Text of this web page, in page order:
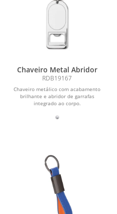
Chaveiro Metal Abridor
RDB19167
Chaveiro metálico com acabamento
brilhante e abridor de garrafas
integrado ao corpo.